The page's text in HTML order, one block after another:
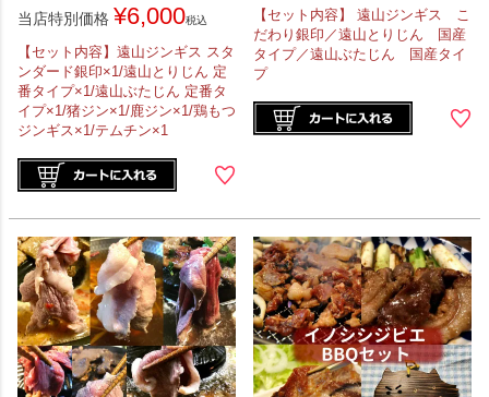
当店特別価格 ¥6,000税込
【セット内容】遠山ジンギス スタ
ンダード銀印×1/遠山とりじん 定
番タイプ×1/遠山ぶたじん 定番タ
イプ×1/猪ジン×1/鹿ジン×1/鶏もつ
ジンギス×1/テムチン×1
【セット内容】 遠山ジンギス こ
だわり銀印／遠山とりじん 国産
タイプ／遠山ぶたじん 国産タイ
プ